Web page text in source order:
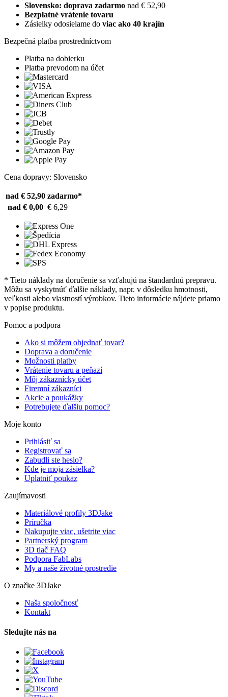
Slovensko: doprava zadarmo nad € 52,90
Bezplatné vrátenie tovaru
Zásielky odosielame do viac ako 40 krajín
Bezpečná platba prostredníctvom
Platba na dobierku
Platba prevodom na účet
Cena dopravy: Slovensko
nad € 52,90 zadarmo*
nad € 0,00 € 6,29
* Tieto náklady na doručenie sa vzťahujú na štandardnú prepravu.
Môžu sa vyskytnúť ďalšie náklady, napr. v dôsledku hmotnosti,
veľkosti alebo vlastností výrobkov. Tieto informácie nájdete priamo
v popise produktu.
Pomoc a podpora
Ako si môžem objednať tovar?
Doprava a doručenie
Možnosti platby
Vrátenie tovaru a peňazí
Môj zákaznícky účet
Firemní zákazníci
Akcie a poukážky
Potrebujete ďalšiu pomoc?
Moje konto
Prihlásiť sa
Registrovať sa
Zabudli ste heslo?
Kde je moja zásielka?
Uplatniť poukaz
Zaujímavosti
Materiálové profily 3DJake
Príručka
Nakupujte viac, ušetrite viac
Partnerský program
3D tlač FAQ
Podpora FabLabs
My a naše životné prostredie
O značke 3DJake
Naša spoločnosť
Kontakt
Sledujte nás na